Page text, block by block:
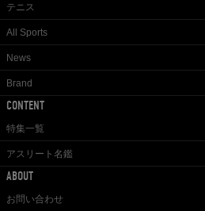
テニス
All Sports
News
Brand
CONTENT
特集一覧
アスリート名鑑
ABOUT
お問い合わせ